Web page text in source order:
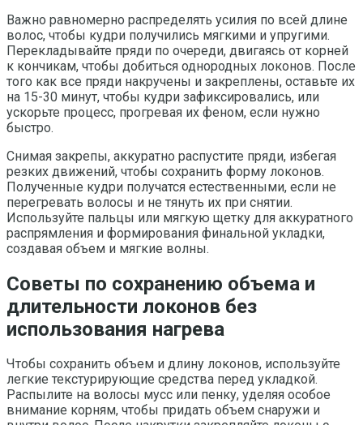
Важно равномерно распределять усилия по всей длине
волос, чтобы кудри получились мягкими и упругими.
Перекладывайте пряди по очереди, двигаясь от корней
к кончикам, чтобы добиться однородных локонов. После
того как все пряди накручены и закреплены, оставьте их
на 15-30 минут, чтобы кудри зафиксировались, или
ускорьте процесс, прогревая их феном, если нужно
быстро.
Снимая закрепы, аккуратно распустите пряди, избегая
резких движений, чтобы сохранить форму локонов.
Полученные кудри получатся естественными, если не
перегревать волосы и не тянуть их при снятии.
Используйте пальцы или мягкую щетку для аккуратного
распрямления и формирования финальной укладки,
создавая объем и мягкие волны.
Советы по сохранению объема и
длительности локонов без
использования нагрева
Чтобы сохранить объем и длину локонов, используйте
легкие текстурирующие средства перед укладкой.
Распылите на волосы мусс или пенку, уделяя особое
внимание корням, чтобы придать объем снаружи и